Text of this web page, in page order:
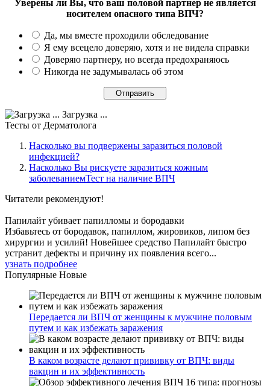
Уверены ли Вы, что ваш половой партнер не является
носителем опасного типа ВПЧ?
Да, мы вместе проходили обследование
Я ему всецело доверяю, хотя и не видела справки
Доверяю партнеру, но всегда предохраняюсь
Никогда не задумывалась об этом
Загрузка ...
Тесты от Дерматолога
Насколько вы подвержены заразиться половой
инфекцией?
Насколько Вы рискуете заразиться кожным
заболеваниемТест на наличие ВПЧ
Читатели рекомендуют!
Папилайт убивает папилломы и бородавки
Избавьтесь от бородавок, папиллом, жировиков, липом без
хирургии и усилий! Новейшее средство Папилайт быстро
устранит дефекты и причину их появления всего...
узнать подробнее
Популярные Новые
Передается ли ВПЧ от женщины к мужчине половым
путем и как избежать заражения
В каком возрасте делают прививку от ВПЧ: виды
вакцин и их эффективность